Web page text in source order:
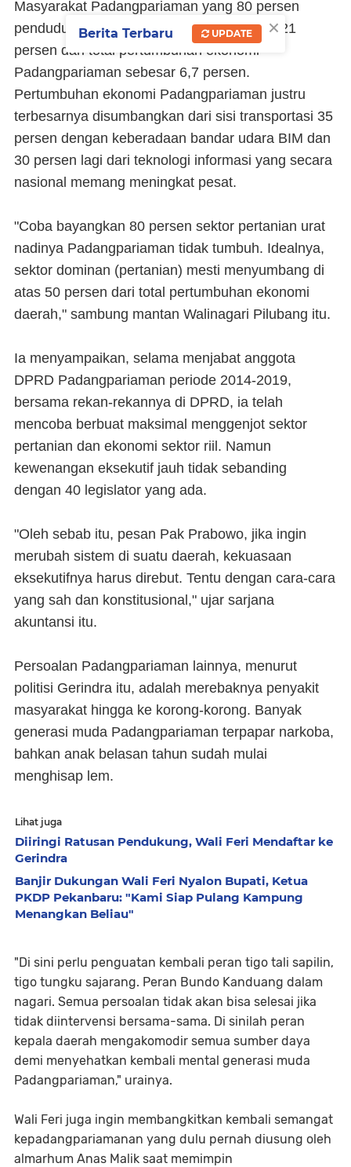
Masyarakat Padangpariaman yang 80 persen
penduduknya petani, hanya menyumbang 21
persen dari total pertumbuhan ekonomi
Padangpariaman sebesar 6,7 persen.
Pertumbuhan ekonomi Padangpariaman justru
terbesarnya disumbangkan dari sisi transportasi 35
persen dengan keberadaan bandar udara BIM dan
30 persen lagi dari teknologi informasi yang secara
nasional memang meningkat pesat.
"Coba bayangkan 80 persen sektor pertanian urat
nadinya Padangpariaman tidak tumbuh. Idealnya,
sektor dominan (pertanian) mesti menyumbang di
atas 50 persen dari total pertumbuhan ekonomi
daerah," sambung mantan Walinagari Pilubang itu.
Ia menyampaikan, selama menjabat anggota
DPRD Padangpariaman periode 2014-2019,
bersama rekan-rekannya di DPRD, ia telah
mencoba berbuat maksimal menggenjot sektor
pertanian dan ekonomi sektor riil. Namun
kewenangan eksekutif jauh tidak sebanding
dengan 40 legislator yang ada.
"Oleh sebab itu, pesan Pak Prabowo, jika ingin
merubah sistem di suatu daerah, kekuasaan
eksekutifnya harus direbut. Tentu dengan cara-cara
yang sah dan konstitusional," ujar sarjana
akuntansi itu.
Persoalan Padangpariaman lainnya, menurut
politisi Gerindra itu, adalah merebaknya penyakit
masyarakat hingga ke korong-korong. Banyak
generasi muda Padangpariaman terpapar narkoba,
bahkan anak belasan tahun sudah mulai
menghisap lem.
Lihat juga
Diiringi Ratusan Pendukung, Wali Feri Mendaftar ke
Gerindra
Banjir Dukungan Wali Feri Nyalon Bupati, Ketua
PKDP Pekanbaru: "Kami Siap Pulang Kampung
Menangkan Beliau"
"Di sini perlu penguatan kembali peran tigo tali sapilin,
tigo tungku sajarang. Peran Bundo Kanduang dalam
nagari. Semua persoalan tidak akan bisa selesai jika
tidak diintervensi bersama-sama. Di sinilah peran
kepala daerah mengakomodir semua sumber daya
demi menyehatkan kembali mental generasi muda
Padangpariaman," urainya.
Wali Feri juga ingin membangkitkan kembali semangat
kepadangpariamanan yang dulu pernah diusung oleh
almarhum Anas Malik saat memimpin
×
Berita Terbaru UPDATE